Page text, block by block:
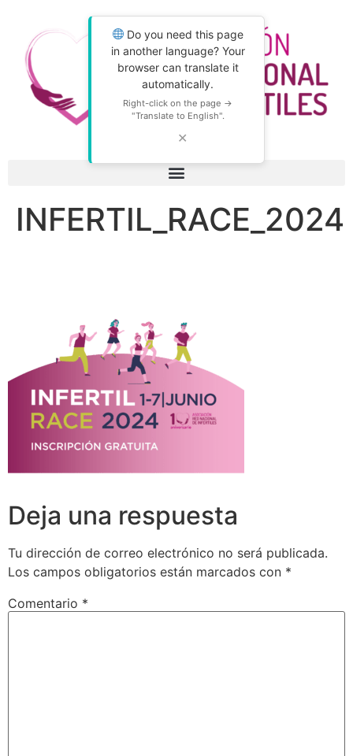
Do you need this page
in another language? Your
browser can translate it
automatically.
Right-click on the page →
"Translate to English".
✕
INFERTIL_RACE_2024
Deja una respuesta
Tu dirección de correo electrónico no será publicada.
Los campos obligatorios están marcados con *
Comentario *